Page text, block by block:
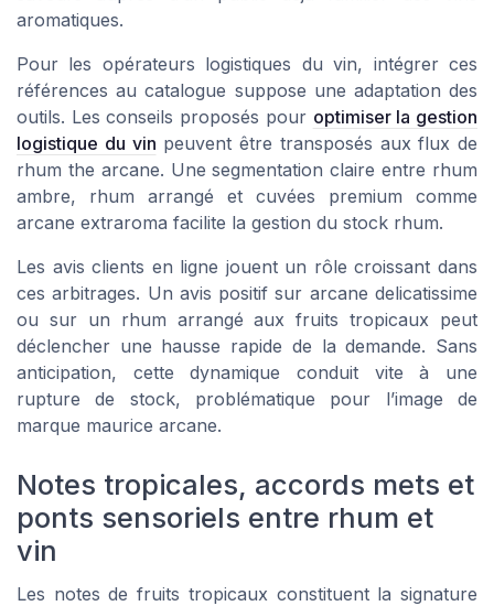
aromatiques.
Pour les opérateurs logistiques du vin, intégrer ces
références au catalogue suppose une adaptation des
outils. Les conseils proposés pour optimiser la gestion
logistique du vin peuvent être transposés aux flux de
rhum the arcane. Une segmentation claire entre rhum
ambre, rhum arrangé et cuvées premium comme
arcane extraroma facilite la gestion du stock rhum.
Les avis clients en ligne jouent un rôle croissant dans
ces arbitrages. Un avis positif sur arcane delicatissime
ou sur un rhum arrangé aux fruits tropicaux peut
déclencher une hausse rapide de la demande. Sans
anticipation, cette dynamique conduit vite à une
rupture de stock, problématique pour l’image de
marque maurice arcane.
Notes tropicales, accords mets et
ponts sensoriels entre rhum et
vin
Les notes de fruits tropicaux constituent la signature